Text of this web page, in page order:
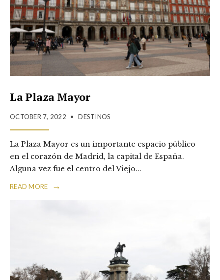
La Plaza Mayor
OCTOBER 7, 2022 • DESTINOS
La Plaza Mayor es un importante espacio público
en el corazón de Madrid, la capital de España.
Alguna vez fue el centro del Viejo...
READ MORE →